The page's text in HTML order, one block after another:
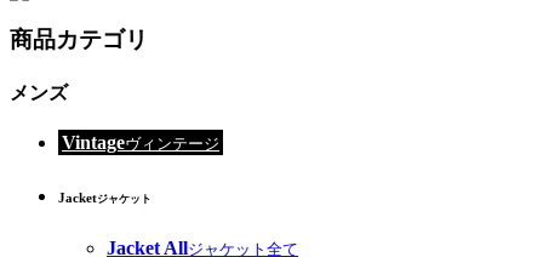
商品カテゴリ
メンズ
Vintageヴィンテージ
Jacketジャケット
Jacket Allジャケット全て